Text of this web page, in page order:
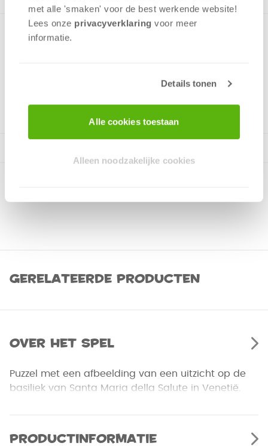
met alle 'smaken' voor de best werkende website​!
Lees onze privacyverklaring voor meer
informatie.
Details tonen
Alle cookies toestaan
Alleen noodzakelijke cookies
Puzzel met een afbeelding van een uitzicht op de basiliek
Gerelateerde producten
Over het spel
Puzzel met een afbeelding van een uitzicht op de
basiliek van Santa Maria della Salute in Venetië.
Productinformatie